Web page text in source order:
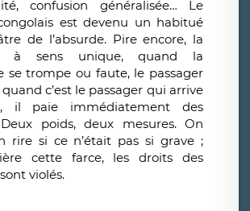
confusion généralisée… Le
est devenu un habitué
de l’absurde. Pire encore, la
à sens unique, quand la
se trompe ou faute, le passager
c’est le passager qui arrive
il paie immédiatement des
poids, deux mesures. On
rire si ce n’était pas si grave ;
cette farce, les droits des
violés.